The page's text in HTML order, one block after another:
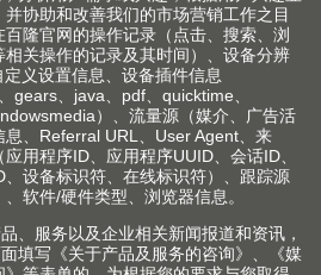
过程中，模具和夹具能够为您提